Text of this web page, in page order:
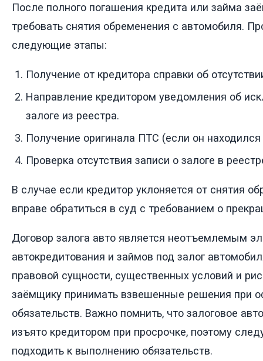
После полного погашения кредита или займа
требовать снятия обременения с автомобиля.
следующие этапы:
Получение от кредитора справки об
Направление кредитором уведомления об
залоге из реестра.
Получение оригинала ПТС (если он находился
Проверка отсутствия записи о залоге в
В случае если кредитор уклоняется от снятия
вправе обратиться в суд с требованием о
Договор залога авто является неотъемлемым
автокредитования и займов под залог
правовой сущности, существенных условий и
заёмщику принимать взвешенные решения при
обязательств. Важно помнить, что залоговое
изъято кредитором при просрочке, поэтому
подходить к выполнению обязательств.